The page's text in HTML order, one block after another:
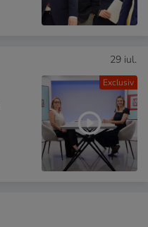
Exclusiv
29 iul.